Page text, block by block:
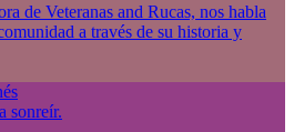
de Veteranas and Rucas, nos habla
a través de su historia y
sonreír.